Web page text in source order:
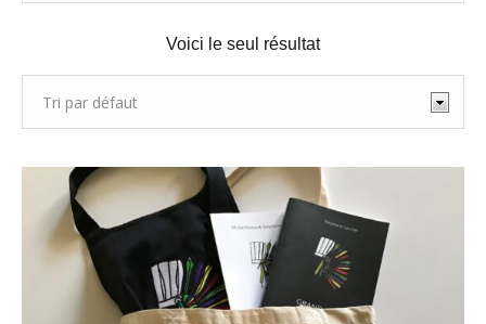
Voici le seul résultat